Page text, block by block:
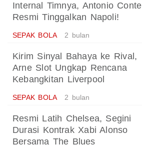
Internal Timnya, Antonio Conte
Resmi Tinggalkan Napoli!
SEPAK BOLA 2 bulan
Kirim Sinyal Bahaya ke Rival,
Arne Slot Ungkap Rencana
Kebangkitan Liverpool
SEPAK BOLA 2 bulan
Resmi Latih Chelsea, Segini
Durasi Kontrak Xabi Alonso
Bersama The Blues